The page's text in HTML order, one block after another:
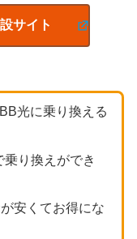
サイト
光に乗り換える
り換えができ
安くてお得にな